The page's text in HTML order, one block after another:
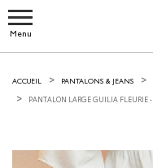
Menu
ACCUEIL PANTALONS & JEANS
PANTALON LARGE GUILIA FLEURIE -